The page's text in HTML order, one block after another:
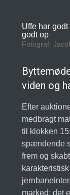
Uffe har
godt op
Fotograf:
viden og
Efter
medbragt
til klokken
spændende
frem og
marked; det